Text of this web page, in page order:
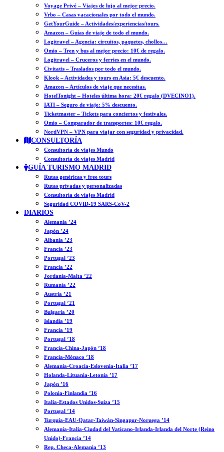
Voyage Privé – Viajes de lujo al mejor precio.
Vrbo – Casas vacacionales por todo el mundo.
GetYourGuide – Actividades/experiencias/tours.
Amazon – Guías de viaje de todo el mundo.
Logitravel – Agencia: circuitos, paquetes, chollos…
Omio – Tren y bus al mejor precio: 10€ de regalo.
Logitravel – Cruceros y ferries en el mundo.
Civitatis – Traslados por todo el mundo.
Klook – Actividades y tours en Asia: 5€ descuento.
Amazon – Artículos de viaje que necesitas.
HotelTonight – Hoteles última hora: 20€ regalo (DVECINO1).
IATI – Seguro de viaje: 5% descuento.
Ticketmaster – Tickets para conciertos y festivales.
Omio – Comparador de transportes: 10€ regalo.
NordVPN – VPN para viajar con seguridad y privacidad.
CONSULTORÍA
Consultoría de viajes Mundo
Consultoría de viajes Madrid
GUÍA TURISMO MADRID
Rutas genéricas y free tours
Rutas privadas y personalizadas
Consultoría de viajes Madrid
Seguridad COVID-19 SARS-CoV-2
DIARIOS
Alemania ’24
Japón ’24
Albania ’23
Francia ’23
Portugal ’23
Francia ’22
Jordania-Malta ’22
Rumanía ’22
Austria ’21
Portugal ’21
Bulgaria ’20
Islandia ’19
Francia ’19
Portugal ’18
Francia-China-Japón ’18
Francia-Mónaco ’18
Alemania-Croacia-Eslovenia-Italia ’17
Holanda-Lituania-Letonia ’17
Japón ’16
Polonia-Finlandia ’16
Italia-Estados Unidos-Suiza ’15
Portugal ’14
Turquía-EAU-Qatar-Taiwán-Singapur-Noruega ’14
Alemania-Italia-Ciudad del Vaticano-Irlanda-Irlanda del Norte (Reino
Unido)-Francia ’14
Rep. Checa-Alemania ’13